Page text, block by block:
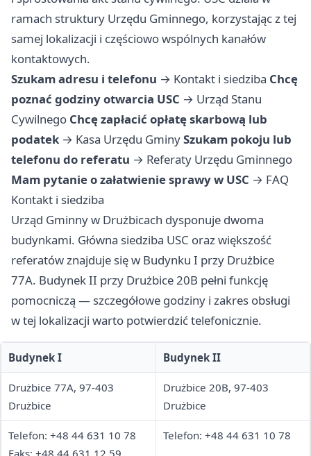
ramach struktury Urzędu Gminnego, korzystając z tej
samej lokalizacji i częściowo wspólnych kanałów
kontaktowych.
Szukam adresu i telefonu → Kontakt i siedziba Chcę
poznać godziny otwarcia USC → Urząd Stanu
Cywilnego Chcę zapłacić opłatę skarbową lub
podatek → Kasa Urzędu GminySzukam pokoju lub
telefonu do referatu → Referaty Urzędu Gminnego
Mam pytanie o załatwienie sprawy w USC → FAQ
Kontakt i siedziba
Urząd Gminny w Drużbicach dysponuje dwoma
budynkami. Główna siedziba USC oraz większość
referatów znajduje się w Budynku I przy Drużbice
77A. Budynek II przy Drużbice 20B pełni funkcję
pomocniczą — szczegółowe godziny i zakres obsługi
w tej lokalizacji warto potwierdzić telefonicznie.
Budynek I Budynek II
Drużbice 77A, 97-403
Drużbice
Drużbice 20B, 97-403
Drużbice
Telefon: +48 44 631 10 78
Telefon: +48 44 631 10 78